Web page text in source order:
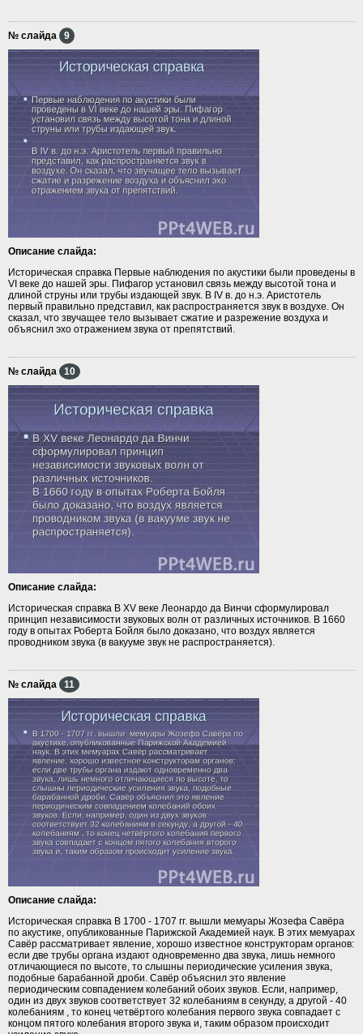
№ слайда 9
Описание слайда:
Историческая справка Первые наблюдения по акустики были проведены в
VI веке до нашей эры. Пифагор установил связь между высотой тона и
длиной струны или трубы издающей звук. В IV в. до н.э. Аристотель
первый правильно представил, как распространяется звук в воздухе. Он
сказал, что звучащее тело вызывает сжатие и разрежение воздуха и
объяснил эхо отражением звука от препятствий.
№ слайда 10
Описание слайда:
Историческая справка В XV веке Леонардо да Винчи сформулировал
принцип независимости звуковых волн от различных источников. В 1660
году в опытах Роберта Бойля было доказано, что воздух является
проводником звука (в вакууме звук не распространяется).
№ слайда 11
Описание слайда:
Историческая справка В 1700 - 1707 гг. вышли мемуары Жозефа Савёра
по акустике, опубликованные Парижской Академией наук. В этих мемуарах
Савёр рассматривает явление, хорошо известное конструкторам органов:
если две трубы органа издают одновременно два звука, лишь немного
отличающиеся по высоте, то слышны периодические усиления звука,
подобные барабанной дроби. Савёр объяснил это явление
периодическим совпадением колебаний обоих звуков. Если, например,
один из двух звуков соответствует 32 колебаниям в секунду, а другой - 40
колебаниям , то конец четвёртого колебания первого звука совпадает с
концом пятого колебания второго звука и, таким образом происходит